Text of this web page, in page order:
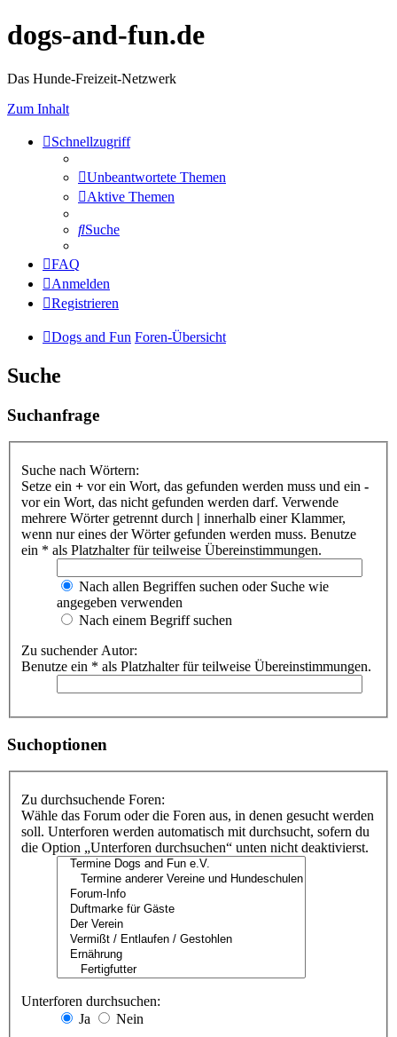
dogs-and-fun.de
Das Hunde-Freizeit-Netzwerk
Zum Inhalt
Schnellzugriff
Unbeantwortete Themen
Aktive Themen
Suche
FAQ
Anmelden
Registrieren
Dogs and Fun Foren-Übersicht
Suche
Suchanfrage
Suche nach Wörtern:
Setze ein + vor ein Wort, das gefunden werden muss und ein -
vor ein Wort, das nicht gefunden werden darf. Verwende
mehrere Wörter getrennt durch | innerhalb einer Klammer,
wenn nur eines der Wörter gefunden werden muss. Benutze
ein * als Platzhalter für teilweise Übereinstimmungen.
Nach allen Begriffen suchen oder Suche wie
angegeben verwenden
Nach einem Begriff suchen
Zu suchender Autor:
Benutze ein * als Platzhalter für teilweise Übereinstimmungen.
Suchoptionen
Zu durchsuchende Foren:
Wähle das Forum oder die Foren aus, in denen gesucht werden
soll. Unterforen werden automatisch mit durchsucht, sofern du
die Option „Unterforen durchsuchen“ unten nicht deaktivierst.
Unterforen durchsuchen:
Ja
Nein